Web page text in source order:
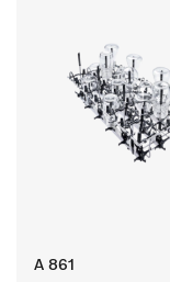
A 861